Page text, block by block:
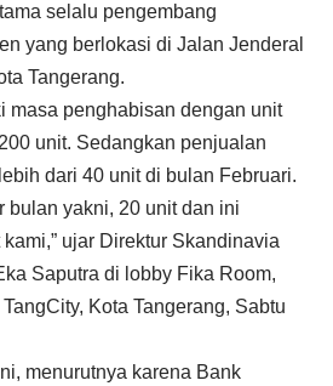
selalu pengembang
yang berlokasi di Jalan Jenderal
Tangerang.
masa penghabisan dengan unit
unit. Sedangkan penjualan
dari 40 unit di bulan Februari.
bulan yakni, 20 unit dan ini
ujar Direktur Skandinavia
Saputra di lobby Fika Room,
Kota Tangerang, Sabtu
menurutnya karena Bank